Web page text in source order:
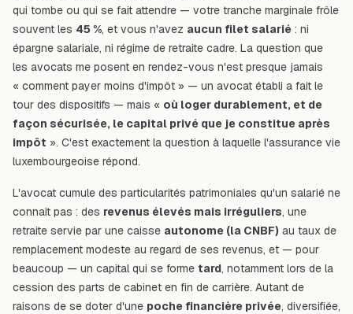
qui tombe ou qui se fait attendre — votre tranche marginale frôle
souvent les 45 %, et vous n'avez aucun filet salarié : ni
épargne salariale, ni régime de retraite cadre. La question que
les avocats me posent en rendez-vous n'est presque jamais
« comment payer moins d'impôt » — un avocat établi a fait le
tour des dispositifs — mais « où loger durablement, et de
façon sécurisée, le capital privé que je constitue après
impôt ». C'est exactement la question à laquelle l'assurance vie
luxembourgeoise répond.
L'avocat cumule des particularités patrimoniales qu'un salarié ne
connaît pas : des revenus élevés mais irréguliers, une
retraite servie par une caisse autonome (la CNBF) au taux de
remplacement modeste au regard de ses revenus, et — pour
beaucoup — un capital qui se forme tard, notamment lors de la
cession des parts de cabinet en fin de carrière. Autant de
raisons de se doter d'une poche financière privée, diversifiée,